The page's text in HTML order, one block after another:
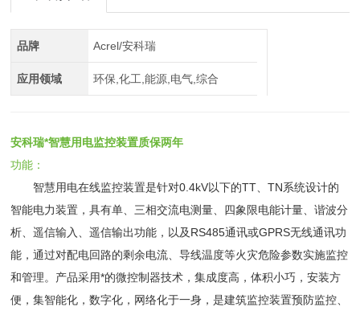
品牌 Acrel/安科瑞
应用领域 环保,化工,能源,电气,综合
安科瑞*智慧用电监控装置质保两年
功能：
智慧用电在线监控装置是针对0.4kV以下的TT、TN系统设计的
智能电力装置，具有单、三相交流电测量、四象限电能计量、谐波分
析、遥信输入、遥信输出功能，以及RS485通讯或GPRS无线通讯功
能，通过对配电回路的剩余电流、导线温度等火灾危险参数实施监控
和管理。产品采用*的微控制器技术，集成度高，体积小巧，安装方
便，集智能化，数字化，网络化于一身，是建筑监控装置预防监控、